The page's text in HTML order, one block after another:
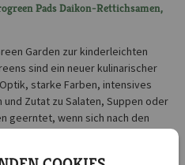
Pads Daikon-Rettichsamen,
Garden zur kinderleichten
sind ein neuer kulinarischer
starke Farben, intensives
Zutat zu Salaten, Suppen oder
geerntet, wenn sich nach den